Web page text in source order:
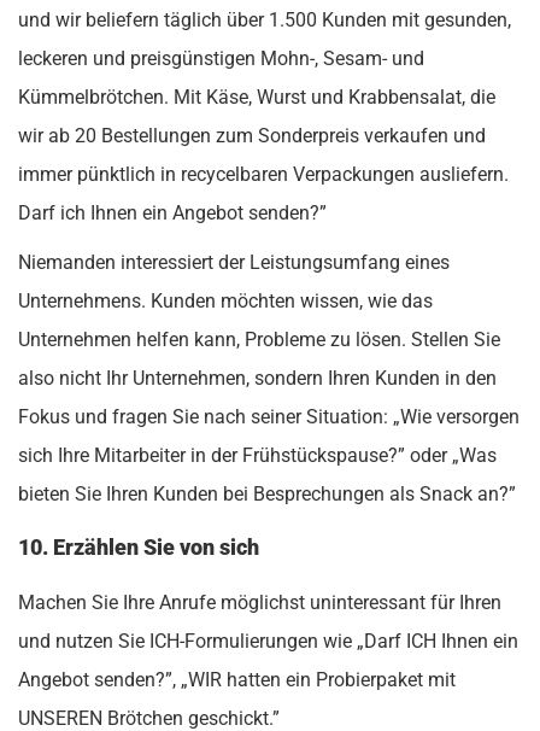
und wir beliefern täglich über 1.500 Kunden mit gesunden,
leckeren und preisgünstigen Mohn-, Sesam- und
Kümmelbrötchen. Mit Käse, Wurst und Krabbensalat, die
wir ab 20 Bestellungen zum Sonderpreis verkaufen und
immer pünktlich in recycelbaren Verpackungen ausliefern.
Darf ich Ihnen ein Angebot senden?”
Niemanden interessiert der Leistungsumfang eines
Unternehmens. Kunden möchten wissen, wie das
Unternehmen helfen kann, Probleme zu lösen. Stellen Sie
also nicht Ihr Unternehmen, sondern Ihren Kunden in den
Fokus und fragen Sie nach seiner Situation: „Wie versorgen
sich Ihre Mitarbeiter in der Frühstückspause?” oder „Was
bieten Sie Ihren Kunden bei Besprechungen als Snack an?”
10. Erzählen Sie von sich
Machen Sie Ihre Anrufe möglichst uninteressant für Ihren
und nutzen Sie ICH-Formulierungen wie „Darf ICH Ihnen ein
Angebot senden?”, „WIR hatten ein Probierpaket mit
UNSEREN Brötchen geschickt.”